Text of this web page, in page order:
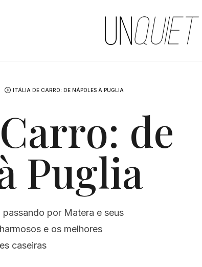
UNQUIET
ITÁLIA DE CARRO: DE NÁPOLES À PUGLIA
de
Puglia
por Matera e seus
e os melhores
caseiras